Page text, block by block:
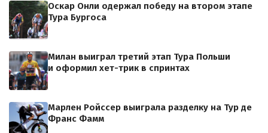
Оскар Онли одержал победу на втором этапе
Тура Бургоса
Милан выиграл третий этап Тура Польши
и оформил хет-трик в спринтах
Марлен Ройссер выиграла разделку на Тур де
Франс Фамм